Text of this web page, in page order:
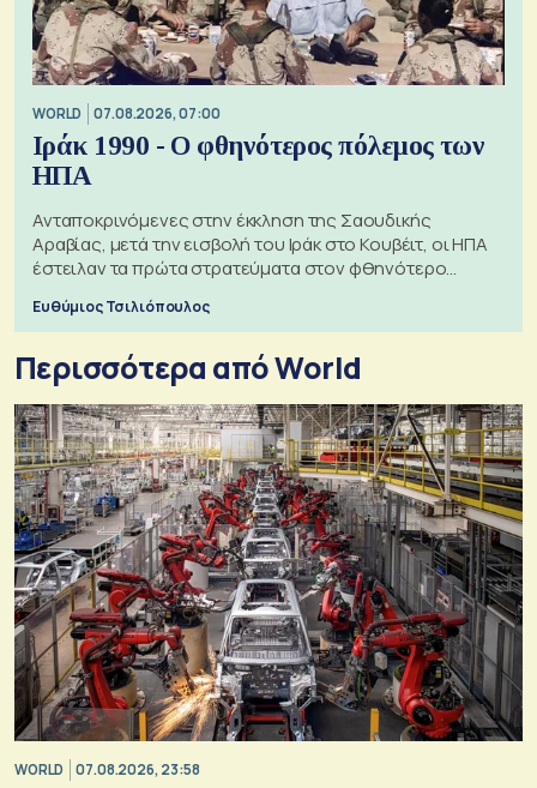
WORLD 07.08.2026, 07:00
Ιράκ 1990 - Ο φθηνότερος πόλεμος των
ΗΠΑ
Ανταποκρινόμενες στην έκκληση της Σαουδικής
Αραβίας, μετά την εισβολή του Ιράκ στο Κουβέιτ, οι ΗΠΑ
έστειλαν τα πρώτα στρατεύματα στον φθηνότερο
Ευθύμιος Τσιλιόπουλος
Περισσότερα από World
WORLD 07.08.2026, 23:58